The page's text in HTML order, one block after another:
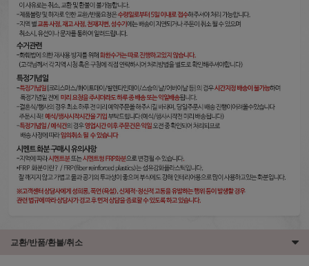
교환/반품/환불/취소